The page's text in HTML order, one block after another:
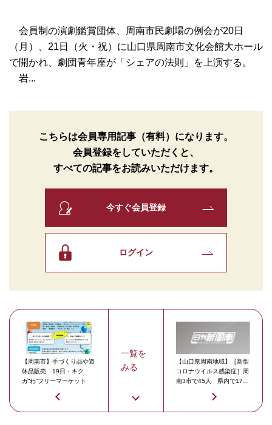
会員制の演劇鑑賞団体、周南市民劇場の例会が20日
（月）、21日（火・祝）に山口県周南市文化会館大ホール
で開かれ、劇団青年座が「シェアの法則」を上演する。
岩...
こちらは会員専用記事（有料）になります。
会員登録をしていただくと、
すべての記事をお読みいただけます。
今すぐ会員登録
ログイン
【周南市】手づくり品や遊
休品販売 19日・キク
ガ“わ”フリーマーケット
一覧を
みる
【山口県周南地域】［新型
コロナウイルス感染症］周
南3市で45人 県内で171